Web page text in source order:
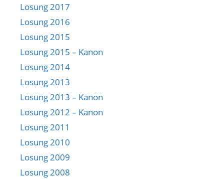
Losung 2017
Losung 2016
Losung 2015
Losung 2015 – Kanon
Losung 2014
Losung 2013
Losung 2013 – Kanon
Losung 2012 – Kanon
Losung 2011
Losung 2010
Losung 2009
Losung 2008